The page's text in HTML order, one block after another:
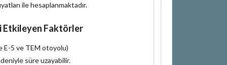
ile hesaplanmaktadır.
Etkileyen Faktörler
E-5 ve TEM otoyolu)
süre uzayabilir.